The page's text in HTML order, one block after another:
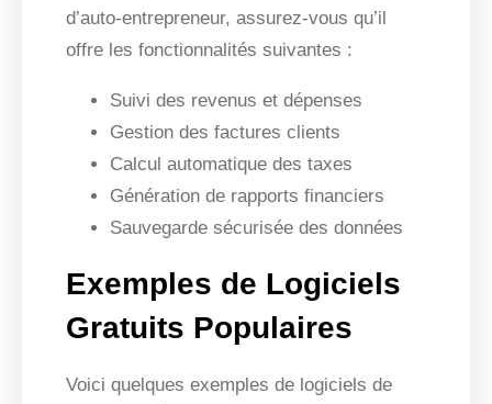
d’auto-entrepreneur, assurez-vous qu’il
offre les fonctionnalités suivantes :
Suivi des revenus et dépenses
Gestion des factures clients
Calcul automatique des taxes
Génération de rapports financiers
Sauvegarde sécurisée des données
Exemples de Logiciels
Gratuits Populaires
Voici quelques exemples de logiciels de